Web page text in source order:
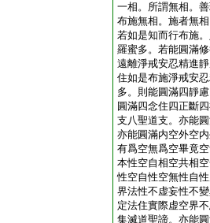
一相。所謂無相。
布施無相。施者無
若如是知而行布施
羅蜜多。若能圓滿
遠離淨戒安忍精進
住如是布施淨戒安
多。則能圓滿四靜
圓滿四念住四正斷
支八聖道支。亦能
亦能圓滿内空外空
有爲空無爲空畢竟
本性空自相空共相
性空自性空無性自
界法性不虚妄性不
定法住實際虚空界
集滅道聖諦。亦能